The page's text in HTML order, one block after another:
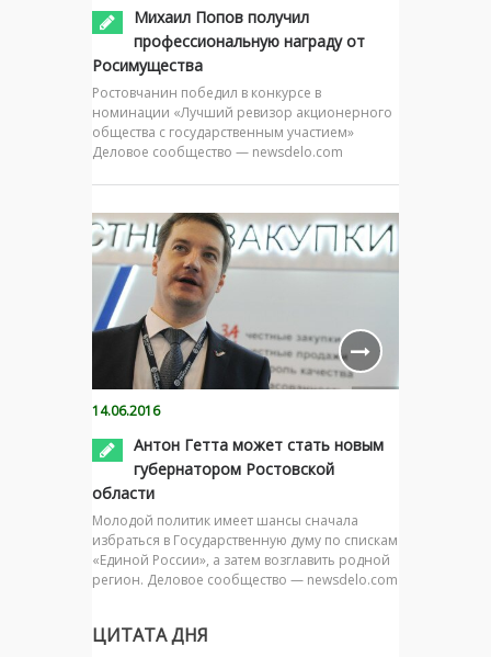
Михаил Попов получил
профессиональную награду от
Росимущества
Ростовчанин победил в конкурсе в
номинации «Лучший ревизор акционерного
общества с государственным участием»
Деловое сообщество — newsdelo.com
14.06.2016
Антон Гетта может стать новым
губернатором Ростовской
области
Молодой политик имеет шансы сначала
избраться в Государственную думу по спискам
«Единой России», а затем возглавить родной
регион. Деловое сообщество — newsdelo.com
ЦИТАТА ДНЯ